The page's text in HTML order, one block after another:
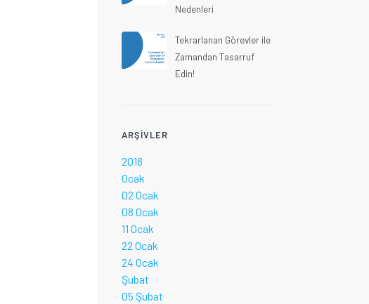
Nedenleri
Tekrarlanan Görevler ile
Zamandan Tasarruf
Edin!
ARŞIVLER
2018
Ocak
02 Ocak
08 Ocak
11 Ocak
22 Ocak
24 Ocak
Şubat
05 Şubat